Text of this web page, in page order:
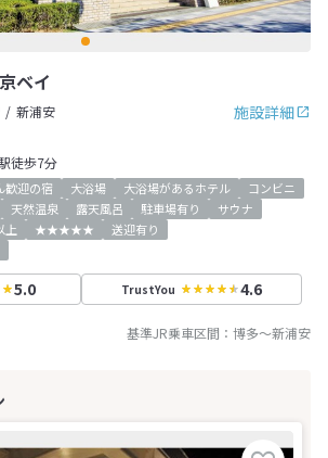
ベイ
施設詳細
新浦安
徒歩7分
歓迎の宿 大浴場 大浴場があるホテル
コンビニ
天然温泉 露天風呂 駐車場有り
サウナ
★★★★★
送迎有り
5.0 TrustYou 4.6
基準JR乗車区間： 博多～新浦安